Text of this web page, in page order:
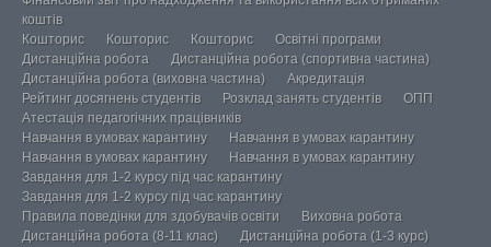
коштів
Кошторис
Кошторис Кошторис
Освітні програми
Дистанційна робота
Дистанційна робота (спортивна частина)
Дистанційна робота (виховна частина)
Акредитація
Рейтинг досягнень студентів
Розклад занять студентів
ОПП
Атестація педагогічних працівників
Навчання в умовах карантину
Навчання в умовах карантину
Навчання в умовах карантину
Навчання в умовах карантину
Завдання для 1-2 курсу під час карантину
Завдання для 1-2 курсу під час карантину
Правила поведінки для здобувачів освіти
Виховна робота
Дистанційна робота (8-11 клас)
Дистанційна робота (1-3 курс)